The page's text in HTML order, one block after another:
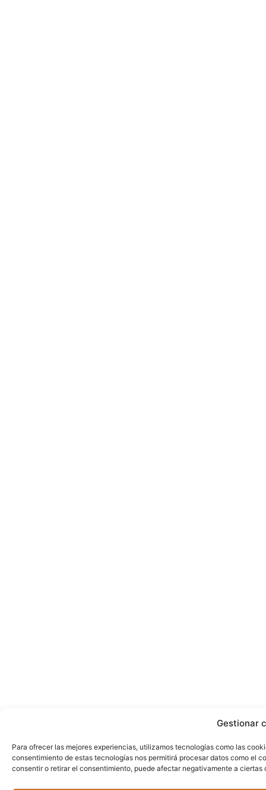
Gestionar
Para ofrecer las mejores experiencias, utilizamos tecnologías como las
consentimiento de estas tecnologías nos permitirá procesar datos como el
consentir o retirar el consentimiento, puede afectar negativamente a